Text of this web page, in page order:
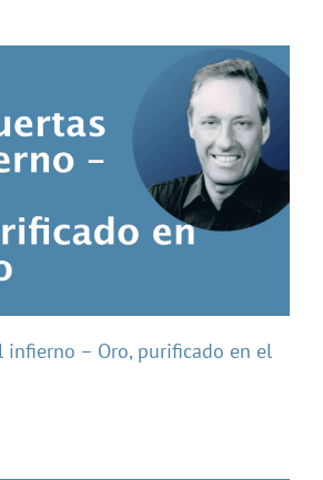
infierno – Oro, purificado en el